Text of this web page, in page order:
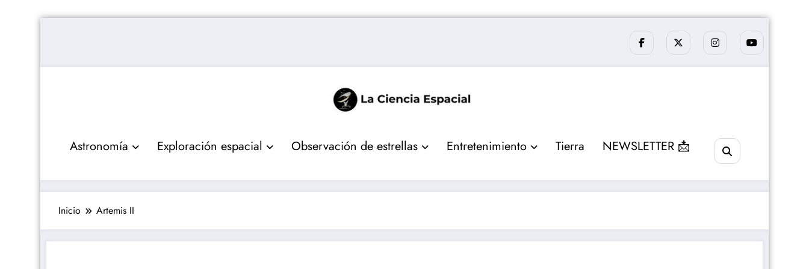
Astronomía Exploración espacial Observación de estrellas Entretenimiento Tierra NEWSLETTER 📩
Inicio Artemis II